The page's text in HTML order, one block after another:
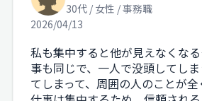
30代 / 女性 / 事務職
2026/04/13
私も集中すると他が見えなくな
事も同じで、一人で没頭してし
てしまって、周囲の人のことが全